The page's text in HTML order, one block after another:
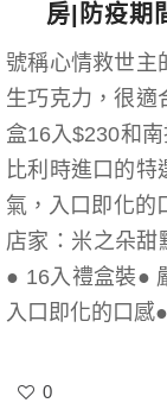
房|防疫期
號稱心情救世主
生巧克力，很適
盒16入$230和
比利時進口的特
氣，入口即化的
店家：米之朵
● 16入禮盒裝●
入口即化的口
0